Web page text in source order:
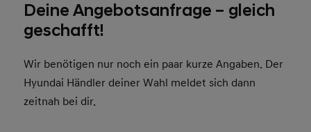
Deine Angebotsanfrage – gleich
geschafft!
Wir benötigen nur noch ein paar kurze Angaben. Der
Hyundai Händler deiner Wahl meldet sich dann
zeitnah bei dir.